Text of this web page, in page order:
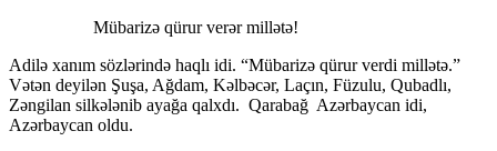
Mübarizə qürur verər millətə!
Adilə xanım sözlərində haqlı idi. “Mübarizə qürur verdi millətə.”
Vətən deyilən Şuşa, Ağdam, Kəlbəcər, Laçın, Füzulu, Qubadlı,
Zəngilan silkələnib ayağa qalxdı. Qarabağ Azərbaycan idi,
Azərbaycan oldu.